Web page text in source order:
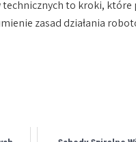
to kroki, które
zasad działania